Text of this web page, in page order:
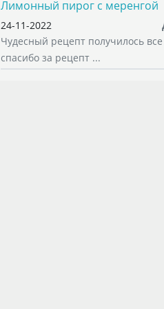
Лимонный пирог с меренгой
24-11-2022
Чудесный рецепт получилось
спасибо за рецепт ...